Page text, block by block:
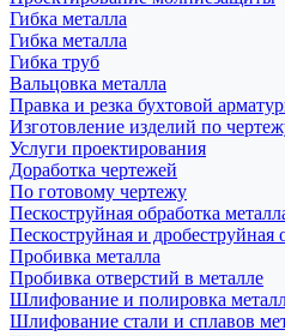
Гибка металла
Гибка металла
Гибка труб
Вальцовка металла
Правка и резка бухтовой
Изготовление изделий по
Услуги проектирования
Доработка чертежей
По готовому чертежу
Пескоструйная обработка
Пескоструйная и дробеструйная
Пробивка металла
Пробивка отверстий в металле
Шлифование и полировка
Шлифование стали и сплавов